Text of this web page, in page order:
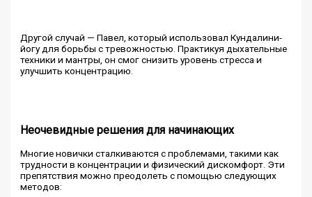
Другой случай — Павел, который использовал Кундалини-
йогу для борьбы с тревожностью. Практикуя дыхательные
техники и мантры, он смог снизить уровень стресса и
улучшить концентрацию.
Неочевидные решения для начинающих
Многие новички сталкиваются с проблемами, такими как
трудности в концентрации и физический дискомфорт. Эти
препятствия можно преодолеть с помощью следующих
методов: